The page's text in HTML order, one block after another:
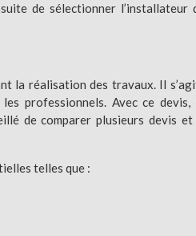
de sélectionner l’installateur
la réalisation des travaux. Il
professionnels. Avec ce devis,
de comparer plusieurs devis
telles que :